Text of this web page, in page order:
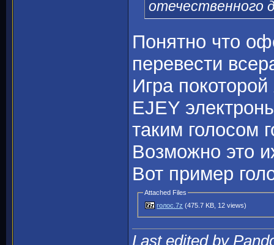
отечественного
Понятно что
перевести
Игра
EJEY
таким голосом
Возможно это
Вот пример
Attached Files
голос.7z (475.7 KB, 12 views)
Last edited by